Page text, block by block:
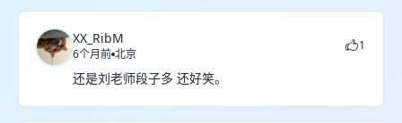
XX_RibM
6个月前 北京
1
还是刘老师段子多 还好笑。